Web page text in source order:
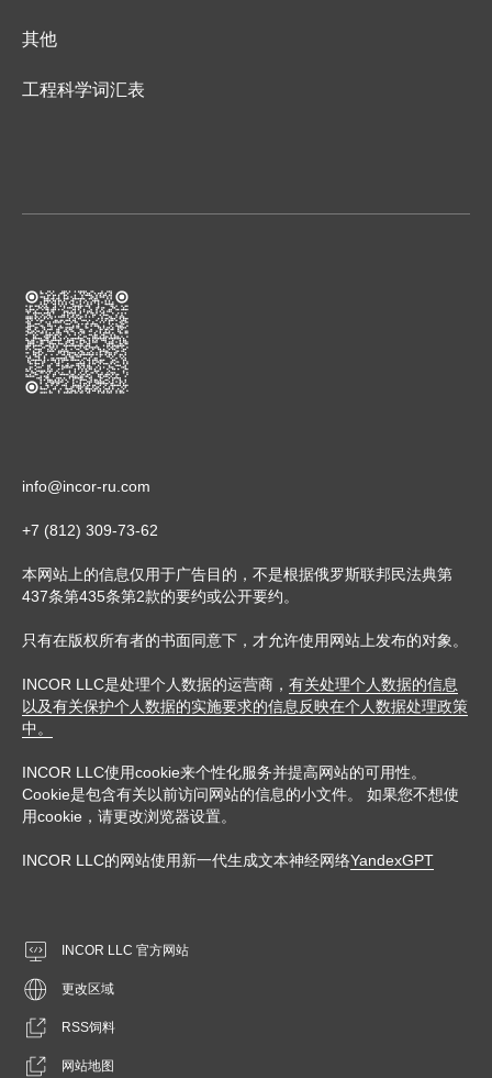
其他
工程科学词汇表
info@incor-ru.com
+7 (812) 309-73-62
本网站上的信息仅用于广告目的，不是根据俄罗斯联邦民法典第
437条第435条第2款的要约或公开要约。
只有在版权所有者的书面同意下，才允许使用网站上发布的对象。
INCOR LLC是处理个人数据的运营商， 有关处理个人数据的信息
以及有关保护个人数据的实施要求的信息反映在个人数据处理政策
中。
INCOR LLC使用cookie来个性化服务并提高网站的可用性。
Cookie是包含有关以前访问网站的信息的小文件。 如果您不想使
用cookie，请更改浏览器设置。
INCOR LLC的网站使用新一代生成文本神经网络YandexGPT
INCOR LLC 官方网站
更改区域
RSS饲料
网站地图